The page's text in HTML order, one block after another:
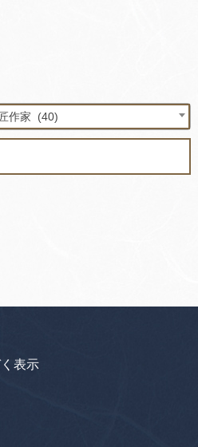
作家 (40)
表示